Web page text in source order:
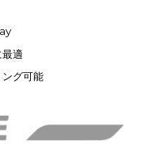
適
グ可能